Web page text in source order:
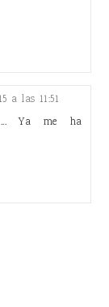
a las 11:51
Ya me ha